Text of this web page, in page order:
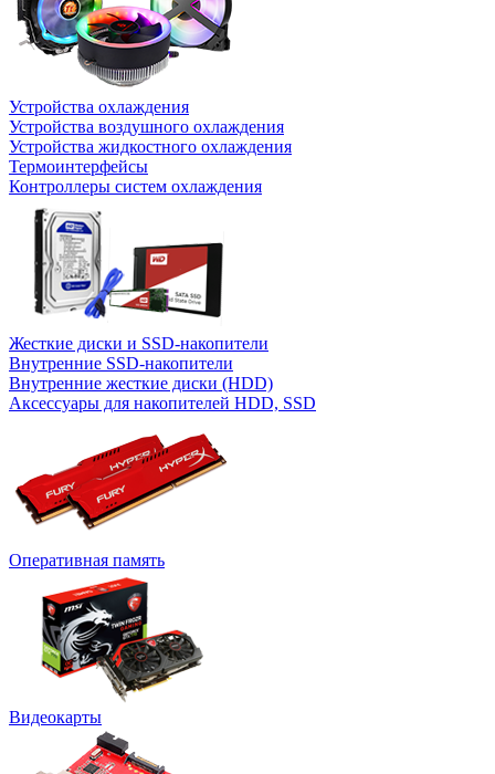
Устройства охлаждения
Устройства воздушного охлаждения
Устройства жидкостного охлаждения
Термоинтерфейсы
Контроллеры систем охлаждения
Жесткие диски и SSD-накопители
Внутренние SSD-накопители
Внутренние жесткие диски (HDD)
Аксессуары для накопителей HDD, SSD
Оперативная память
Видеокарты